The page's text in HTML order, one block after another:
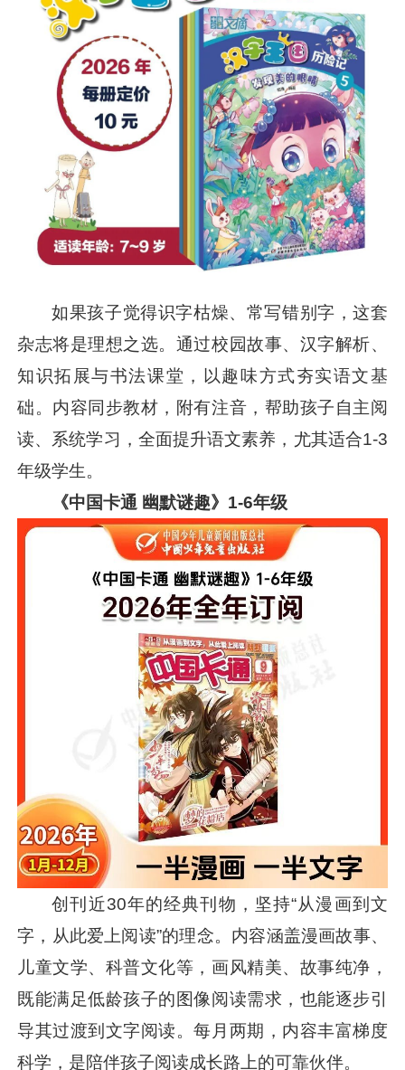
如果孩子觉得识字枯燥、常写错别字，这套
杂志将是理想之选。通过校园故事、汉字解析、
知识拓展与书法课堂，以趣味方式夯实语文基
础。内容同步教材，附有注音，帮助孩子自主阅
读、系统学习，全面提升语文素养，尤其适合1-3
年级学生。
《中国卡通 幽默谜趣》1-6年级
创刊近30年的经典刊物，坚持“从漫画到文
字，从此爱上阅读”的理念。内容涵盖漫画故事、
儿童文学、科普文化等，画风精美、故事纯净，
既能满足低龄孩子的图像阅读需求，也能逐步引
导其过渡到文字阅读。每月两期，内容丰富梯度
科学，是陪伴孩子阅读成长路上的可靠伙伴。